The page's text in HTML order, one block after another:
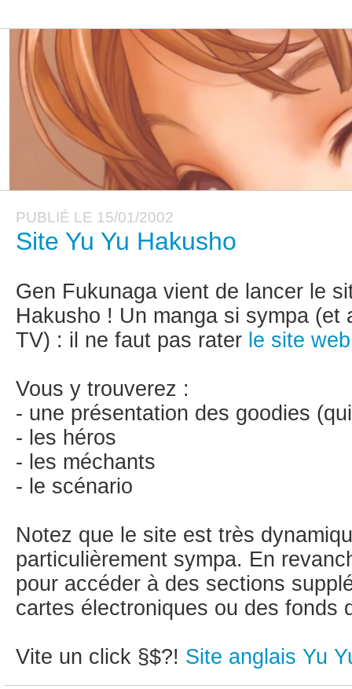
PUBLIÉ LE 15/01/2002
Site Yu Yu Hakusho
Gen Fukunaga vient de lancer le
Hakusho ! Un manga si sympa (et
TV) : il ne faut pas rater le site web
Vous y trouverez :
- une présentation des goodies
- les héros
- les méchants
- le scénario
Notez que le site est très
particulièrement sympa. En
pour accéder à des sections
cartes électroniques ou des fonds
Vite un click §$?! Site anglais Yu